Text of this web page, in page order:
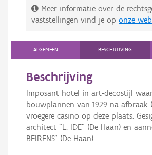
Meer informatie over de
vaststellingen vind je op onze
ALGEMEEN BESCHRIJVING
Beschrijving
Imposant hotel in art-decostijl
bouwplannen van 1929 na afbraak
vroegere casino op deze plaats.
architect "L. IDE" (De Haan) en
BEIRENS" (De Haan).